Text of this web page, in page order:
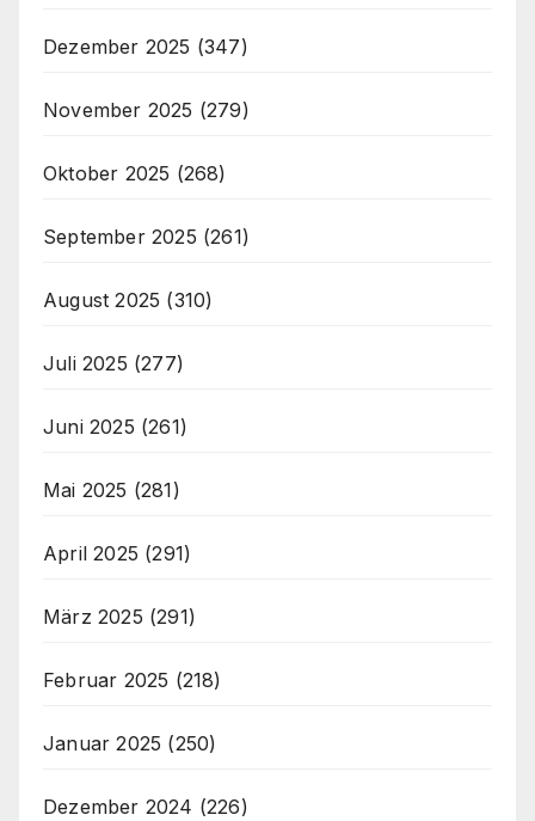
Dezember 2025 (347)
November 2025 (279)
Oktober 2025 (268)
September 2025 (261)
August 2025 (310)
Juli 2025 (277)
Juni 2025 (261)
Mai 2025 (281)
April 2025 (291)
März 2025 (291)
Februar 2025 (218)
Januar 2025 (250)
Dezember 2024 (226)